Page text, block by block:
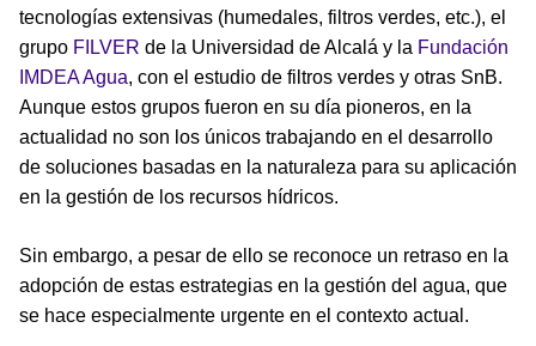
tecnologías extensivas (humedales, filtros verdes, etc.), el
grupo FILVER de la Universidad de Alcalá y la Fundación
IMDEA Agua, con el estudio de filtros verdes y otras SnB.
Aunque estos grupos fueron en su día pioneros, en la
actualidad no son los únicos trabajando en el desarrollo
de soluciones basadas en la naturaleza para su aplicación
en la gestión de los recursos hídricos.
Sin embargo, a pesar de ello se reconoce un retraso en la
adopción de estas estrategias en la gestión del agua, que
se hace especialmente urgente en el contexto actual.